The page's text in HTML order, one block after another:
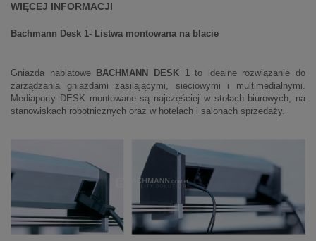
WIĘCEJ INFORMACJI
Bachmann Desk 1- Listwa montowana na blacie
Gniazda nablatoweBACHMANN DESK 1to idealne rozwiązanie do
zarządzania gniazdami zasilającymi, sieciowymi i multimedialnymi.
Mediaporty DESK montowane są najczęściej w stołach biurowych, na
stanowiskach robotnicznych oraz w hotelach i salonach sprzedaży.